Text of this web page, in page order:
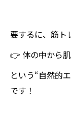
要するに、筋ト
👉 体の中から
という“自然的
です！